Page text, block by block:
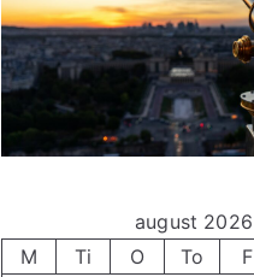
august 2026
M
Ti O To F